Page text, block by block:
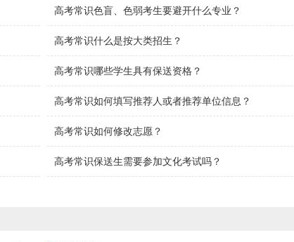
高考常识色盲、色弱考生要避开什么专业？
高考常识什么是按大类招生？
高考常识哪些学生具有保送资格？
高考常识如何填写推荐人或者推荐单位信息？
高考常识如何修改志愿？
高考常识保送生需要参加文化考试吗？